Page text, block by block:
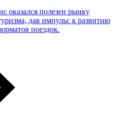
оказался полезен рынку
дав импульс к развитию
поездок.